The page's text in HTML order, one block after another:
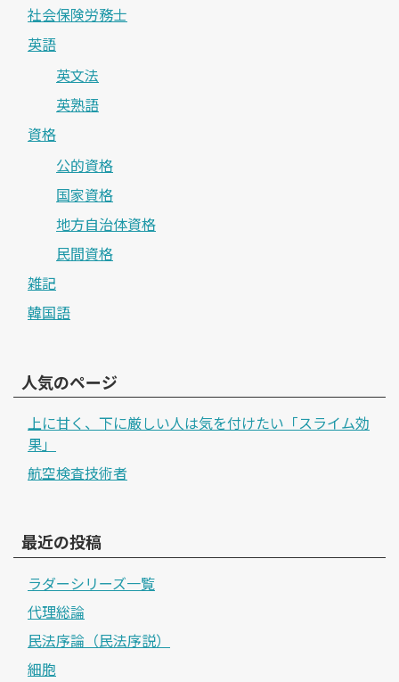
社会保険労務士
英語
英文法
英熟語
資格
公的資格
国家資格
地方自治体資格
民間資格
雑記
韓国語
人気のページ
上に甘く、下に厳しい人は気を付けたい「スライム効
果」
航空検査技術者
最近の投稿
ラダーシリーズ一覧
代理総論
民法序論（民法序説）
細胞